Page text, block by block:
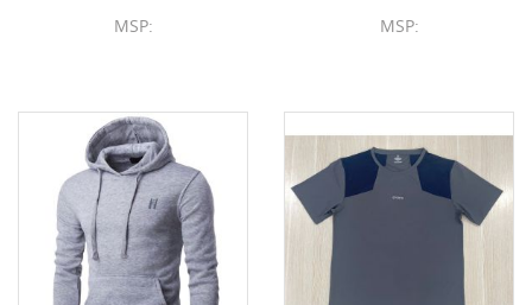
MSP: MSP: